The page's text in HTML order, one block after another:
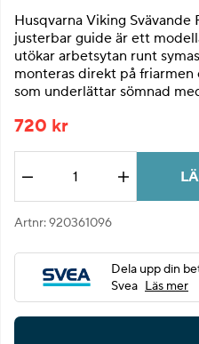
Husqvarna Viking
justerbar guide är ett
utökar arbetsytan runt
monteras direkt på
som underlättar sömnad
720 kr
Artnr:920361096
Dela upp din
Svea Läs mer